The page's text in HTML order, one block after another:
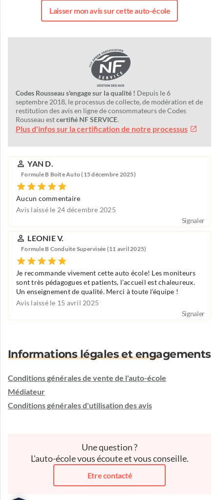
Laisser mon avis sur cette auto-école
Codes Rousseau s'engage sur la qualité ! Depuis le 6
septembre 2018, le processus de collecte, de modération et de
restitution des avis en ligne de consommateurs de Codes
Rousseau estcertifié NF SERVICE.
Plus d'infos sur la certification de notre processus
YAN D.
Formule B Boite Auto (15 décembre 2025)
Aucun commentaire
Avis laissé le 24 décembre 2025
Signaler
LEONIE V.
Formule B Conduite Supervisée (11 avril 2025)
Je recommande vivement cette auto école! Les moniteurs
sont très pédagogues et patients, l’accueil est chaleureux.
Un enseignement de qualité. Merci à toute l’équipe !
Avis laissé le 15 avril 2025
Signaler
Informations légales et engagements
Conditions générales de vente de l'auto-école
Médiateur
Conditions générales d'utilisation des avis
Une question ?
L'auto-école vous écoute et vous conseille.
Etre contacté